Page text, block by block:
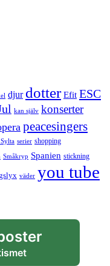
djur dotter Efit ESC
kan själv konserter
peacesingers
serier shopping
Småkryp Spanien stickning
väder you tube